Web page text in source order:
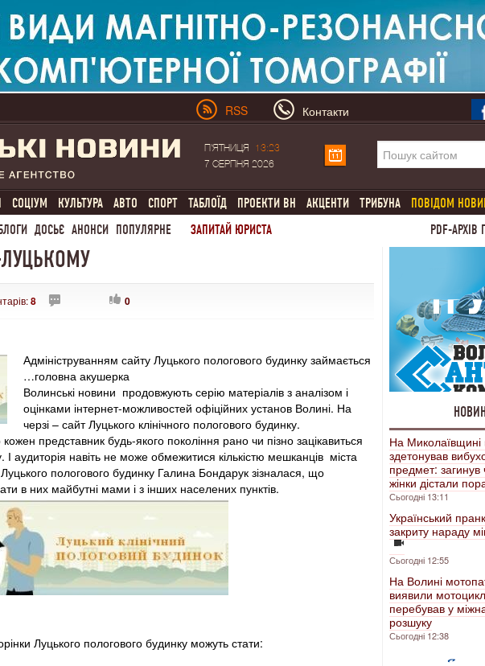
RSS Контакти
П'ЯТНИЦЯ
13:23
7 СЕРПНЯ 2026
СОЦІУМ КУЛЬТУРА АВТО СПОРТ ТАБЛОЇД ПРОЕКТИ ВН АКЦЕНТИ ТРИБУНА ПОВІДОМ
ДОСЬЄ АНОНСИ ПОПУЛЯРНЕ ЗАПИТАЙ ЮРИСТА PDF-АРХІВ
8 0
Адмініструванням сайту Луцького пологового будинку займається
…головна акушерка
Волинські новини продовжують серію матеріалів з аналізом і
оцінками інтернет-можливостей офіційних установ Волині. На
черзі – сайт Луцького клінічного пологового будинку.
представник будь-якого покоління рано чи пізно зацікавиться
І аудиторія навіть не може обмежитися кількістю мешканців міста
пологового будинку Галина Бондарук зізналася, що
в них майбутні мами і з інших населених пунктів.
Луцького пологового будинку можуть стати:
На Миколаївщині
здетонував
предмет: загинув
жінки дістали
Сьогодні 13:11
Український
закриту нараду
Сьогодні 12:55
На Волині
виявили
перебував у
розшуку
Сьогодні 12:38